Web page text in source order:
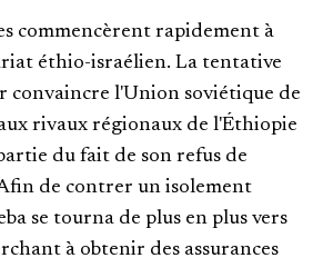
commencèrent rapidement à
éthio-israélien. La tentative
convaincre l'Union soviétique de
rivaux régionaux de l'Éthiopie
du fait de son refus de
de contrer un isolement
se tourna de plus en plus vers
à obtenir des assurances